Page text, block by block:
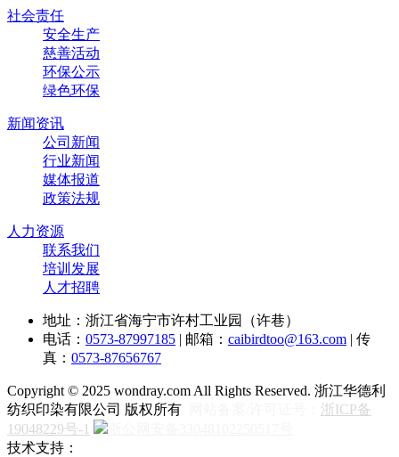
社会责任
安全生产
慈善活动
环保公示
绿色环保
新闻资讯
公司新闻
行业新闻
媒体报道
政策法规
人力资源
联系我们
培训发展
人才招聘
地址：浙江省海宁市许村工业园（许巷）
电话： 0573-87997185 | 邮箱： caibirdtoo@163.com | 传
真： 0573-87656767
Copyright © 2025 wondray.com All Rights Reserved. 浙江华德利
纺织印染有限公司 版权所有
浙ICP备
19048229号-1
技术支持：